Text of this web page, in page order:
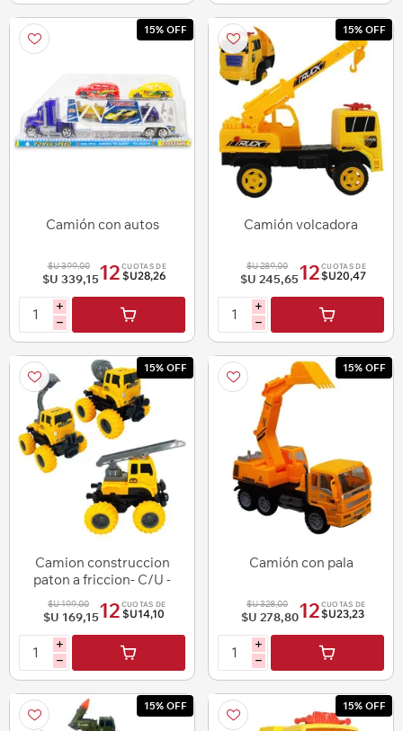
15% OFF
Camión con autos
$U 399,00
$U 339,1512 CUOTAS DE
$U28,26
i
h
15% OFF
Camión volcadora
$U 289,00
$U 245,6512 CUOTAS DE
$U20,47
i
h
15% OFF
Camion construccion
paton a friccion- C/U -
10x10cm. 4 diseñ
$U 199,00
$U 169,1512 CUOTAS DE
$U14,10
i
h
15% OFF
Camión con pala
$U 328,00
$U 278,8012 CUOTAS DE
$U23,23
i
h
15% OFF 15% OFF